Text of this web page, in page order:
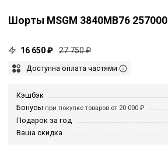
Шорты MSGM 3840MB76 257000
16 650 ₽ 27 750 ₽
Доступна оплата частями
Кэшбэк
Бонусы при покупке товаров от 20 000 ₽
Подарок за год
Ваша скидка